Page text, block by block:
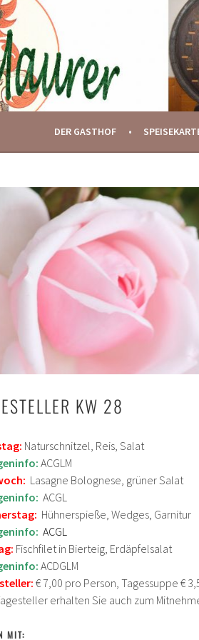
DER GASTHOF
KW 28
Naturschnitzel, Reis, Salat
ACGLM
Lasagne Bolognese, grüner Salat
ACGL
Hühnerspieße, Wedges, Garnitur
ACGL
Fischfilet in Bierteig, Erdäpfelsalat
ACDGLM
€ 7,00 pro Person, Tagessuppe €
erhalten Sie auch zum
MIT: